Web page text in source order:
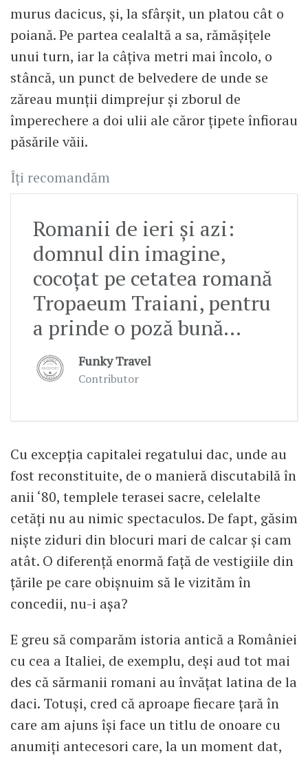
murus dacicus, şi, la sfârşit, un platou cât o
poiană. Pe partea cealaltă a sa, rămăşiţele
unui turn, iar la câţiva metri mai încolo, o
stâncă, un punct de belvedere de unde se
zăreau munţii dimprejur şi zborul de
împerechere a doi ulii ale căror ţipete înfiorau
păsările văii.
Îți recomandăm
Romanii de ieri și azi:
domnul din imagine,
cocoțat pe cetatea romană
Tropaeum Traiani, pentru
a prinde o poză bună...
Funky Travel
Contributor
Cu excepţia capitalei regatului dac, unde au
fost reconstituite, de o manieră discutabilă în
anii ‘80, templele terasei sacre, celelalte
cetăţi nu au nimic spectaculos. De fapt, găsim
nişte ziduri din blocuri mari de calcar şi cam
atât. O diferenţă enormă faţă de vestigiile din
ţările pe care obişnuim să le vizităm în
concedii, nu-i aşa?
E greu să comparăm istoria antică a României
cu cea a Italiei, de exemplu, deşi aud tot mai
des că sărmanii romani au învăţat latina de la
daci. Totuşi, cred că aproape fiecare ţară în
care am ajuns îşi face un titlu de onoare cu
anumiţi antecesori care, la un moment dat,